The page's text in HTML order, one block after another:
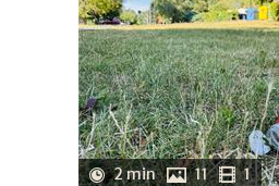
2 min 11 1